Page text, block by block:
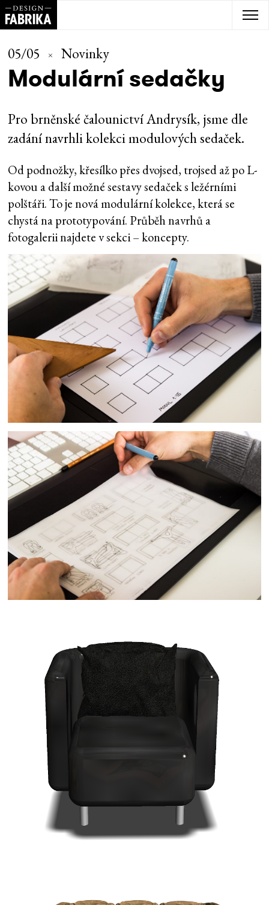
05/05 Novinky
Modulární sedačky
Pro brněnské čalounictví Andrysík, jsme dle
zadání navrhli kolekci modulových sedaček.
Od podnožky, křesílko přes dvojsed, trojsed až po L-
kovou a další možné sestavy sedaček s ležérními
polštáři. To je nová modulární kolekce, která se
chystá na prototypování. Průběh navrhů a
fotogalerii najdete v sekci – koncepty.